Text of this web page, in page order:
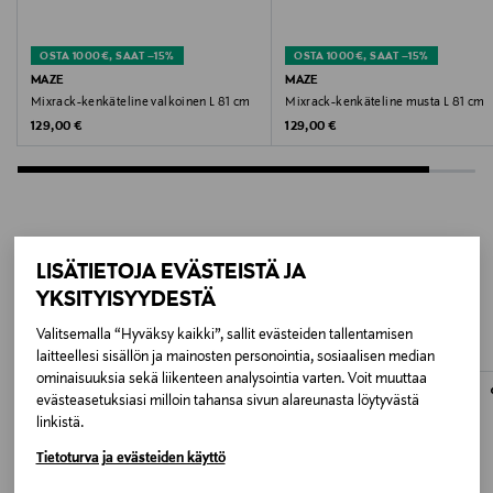
LISÄTIETOJA EVÄSTEISTÄ JA
YKSITYISYYDESTÄ
Valitsemalla “Hyväksy kaikki”, sallit evästeiden tallentamisen
laitteellesi sisällön ja mainosten personointia, sosiaalisen median
ominaisuuksia sekä liikenteen analysointia varten. Voit muuttaa
evästeasetuksiasi milloin tahansa sivun alareunasta löytyvästä
linkistä.
Tietoturva ja evästeiden käyttö
Valmistusmaa
Suomi
Maze Interior AB
Valmistajan osoite
Maze Interior AB, Halmstadsgatan 16, 252 28
Helsingborg, Sweden
Digitaalinen osoite
OSTA 1000€, SAAT –15%
MAZE
Mixrack-kenkäteline valkoinen L 81 cm
Original Price
129,00 €
OSTA 1000€, SAAT –15%
MAZE
Mixrack-kenkäteline musta L 81 cm
Original Price
129,00 €
LISÄÄ KIINNOSTAVIA
TUOTTEITA